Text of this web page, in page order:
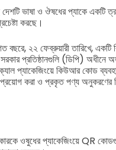
ভাষা ও ঔষধের প্যাকে একটি
করছে।
বছরে, ২২ ফেব্রুয়ারী তারিখে, একটি
প্রতিষ্ঠানগুলি (ডিপি) অধীনে
প্যাকেজিংয়ে কিউআর কোড
প্রয়োগ করা ও প্রকৃত পণ্য অনুকরণের
ওষুধের প্যাকেজিংয়ে QR